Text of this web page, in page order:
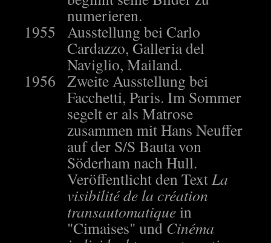
numerieren.
1955 Ausstellung bei Carlo
Cardazzo, Galleria del
Naviglio, Mailand.
1956 Zweite Ausstellung bei
Facchetti, Paris. Im Sommer
segelt er als Matrose
zusammen mit Hans Neuffer
auf der S/S Bauta von
Söderham nach Hull.
Veröffentlicht den TextLa
visibilité de la création
transautomatiquein
"Cimaises" und Cinéma